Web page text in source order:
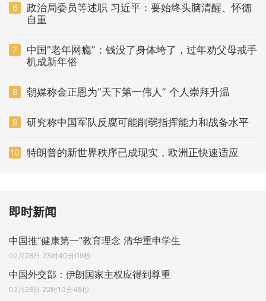
6
政治局委员等述职 习近平：要始终头脑清醒、怀德
自重
7
中国“老年网瘾”：钱没了身体垮了，过年劝父母戒手
机成新年俗
8 朝媒称金正恩为“天下第一伟人” 个人崇拜升温
9 研究称中国军队反腐可能削弱指挥能力和战备水平
10 特朗普的新世界秩序已成现实，欧洲正快速适应
即时新闻
中国推“健康第一”教育理念 清华重申学生
02月28日 23时40分09秒
中国外交部：伊朗国家主权应得到尊重
02月28日 22时10分48秒